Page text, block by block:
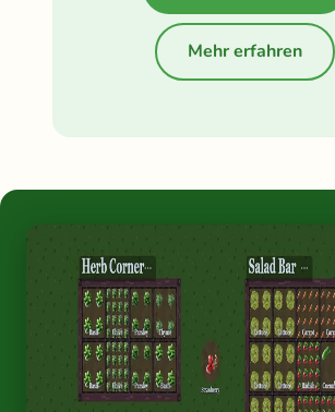
Mehr erfahren